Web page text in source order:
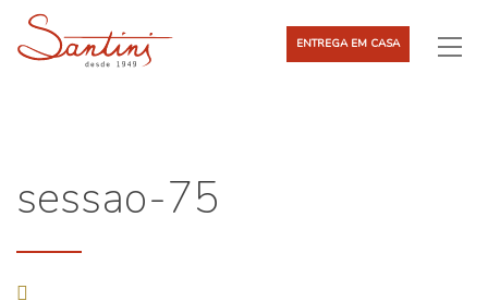
ENTREGA EM CASA
sessao-75